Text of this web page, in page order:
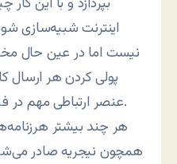
اینترنت شبیه‌سازی
نیست اما در عین حال
پولی کردن هر ارسال
عنصر ارتباطی مهم در فضای مجازی کاهش می‌دهد.
هر چند بیشتر
همچون نیجریه صادر